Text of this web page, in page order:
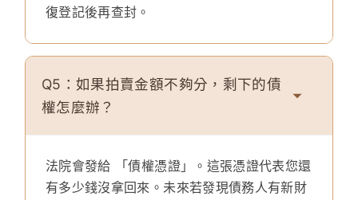
復登記後再查封。
Q5：如果拍賣金額不夠分，剩下的債
權怎麼辦？
法院會發給 「債權憑證」。這張憑證代表您還
有多少錢沒拿回來。未來若發現債務人有新財